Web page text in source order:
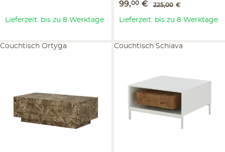
Lieferzeit: bis zu 8 Werktage
99,00 € 225,00 €
Lieferzeit: bis zu 8 Werktage
Couchtisch Ortyga Couchtisch Schiava